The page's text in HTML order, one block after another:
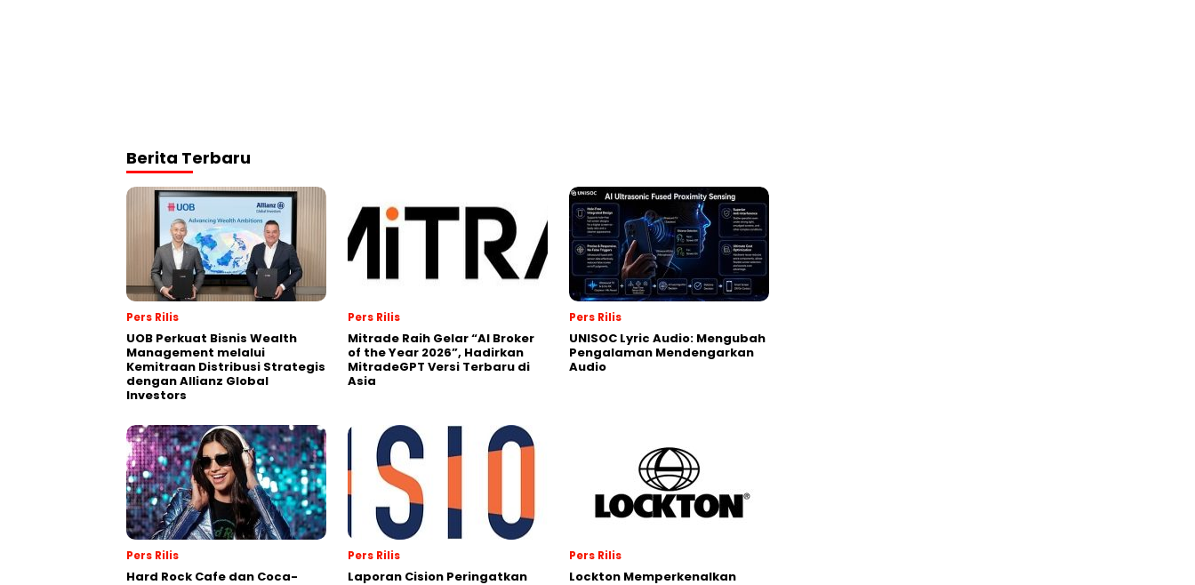
Berita Terbaru
Pers Rilis
UOB Perkuat Bisnis Wealth
Management melalui
Kemitraan Distribusi Strategis
dengan Allianz Global
Investors
Pers Rilis
Mitrade Raih Gelar “AI Broker
of the Year 2026”, Hadirkan
MitradeGPT Versi Terbaru di
Asia
Pers Rilis
UNISOC Lyric Audio: Mengubah
Pengalaman Mendengarkan
Audio
Pers Rilis
Hard Rock Cafe dan Coca-
Pers Rilis
Laporan Cision Peringatkan
Pers Rilis
Lockton Memperkenalkan